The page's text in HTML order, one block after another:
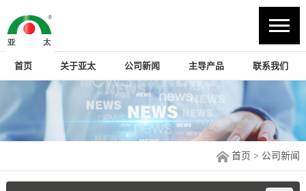
首页 关于亚太 公司新闻 主导产品 联系我们
首页 > 公司新闻